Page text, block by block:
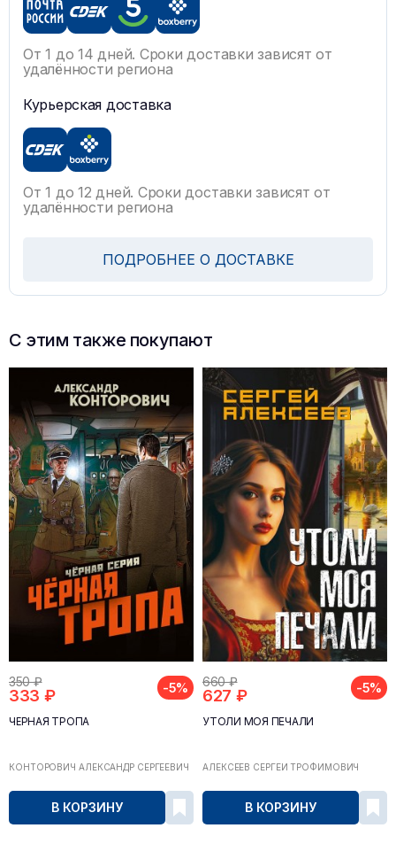
От 1 до 14 дней. Сроки доставки зависят от
удалённости региона
Курьерская доставка
От 1 до 12 дней. Сроки доставки зависят от
удалённости региона
ПОДРОБНЕЕ О ДОСТАВКЕ
С этим также покупают
350 ₽
333 ₽ -5%
ЧЁРНАЯ ТРОПА
КОНТОРОВИЧ АЛЕКСАНДР СЕРГЕЕВИЧ
В КОРЗИНУ
660 ₽
627 ₽ -5%
УТОЛИ МОЯ ПЕЧАЛИ
АЛЕКСЕЕВ СЕРГЕЙ ТРОФИМОВИЧ
В КОРЗИНУ